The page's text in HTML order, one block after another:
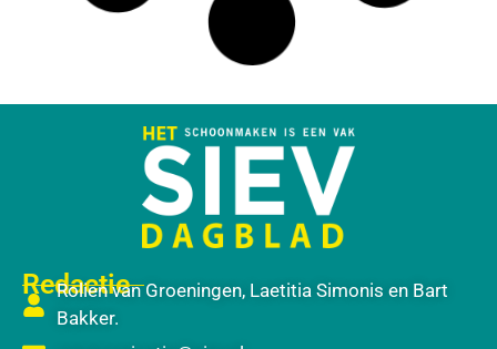
Redactie
Rolien van Groeningen, Laetitia Simonis en Bart
Bakker.